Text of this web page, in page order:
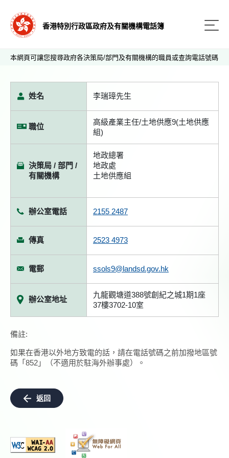
香港特別行政區政府及有關機構電話簿
本網頁可讓您搜尋政府各決策局/部門及有關機構的職員或查詢電話號碼
姓名 李瑞璋先生
職位
高級產業主任/土地供應9(土地供應
組)
決策局 / 部門 /
有關機構
地政總署
地政處
土地供應組
辦公室電話 2155 2487
傳真 2523 4973
電郵 ssols9@landsd.gov.hk
辦公室地址
九龍觀塘道388號創紀之城1期1座
37樓3702-10室
備註:
如果在香港以外地方致電的話，請在電話號碼之前加撥地區號
碼「852」（不適用於駐海外辦事處）。
返回